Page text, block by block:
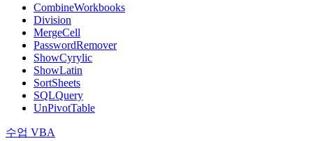
CombineWorkbooks
Division
MergeCell
PasswordRemover
ShowCyrylic
ShowLatin
SortSheets
SQLQuery
UnPivotTable
수업 VBA